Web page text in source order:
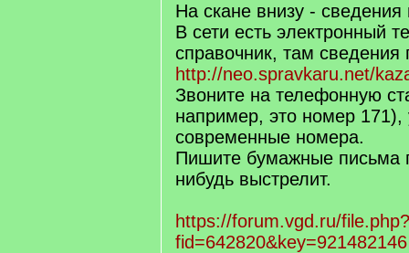
На скане внизу - сведения
В сети есть электронный
справочник, там сведения
http://neo.spravkaru.net/
Звоните на телефонную
например, это номер 171),
современные номера.
Пишите бумажные письма
нибудь выстрелит.
https://forum.vgd.ru/file.php?
fid=642820&key=921482146